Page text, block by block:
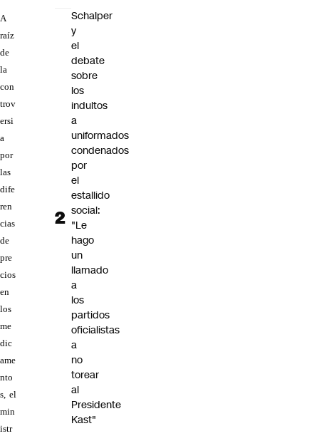
A
raíz
de
la
con
trov
ersi
a
por
las
dife
ren
cias
de
pre
cios
en
los
me
dic
ame
nto
s, el
min
istr
Schalper
y
el
debate
sobre
los
indultos
a
uniformados
condenados
por
el
estallido
social:
"Le
hago
un
llamado
a
los
partidos
oficialistas
a
no
torear
al
Presidente
Kast"